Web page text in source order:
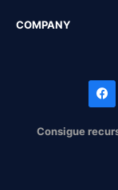
COMPANY
Consigue